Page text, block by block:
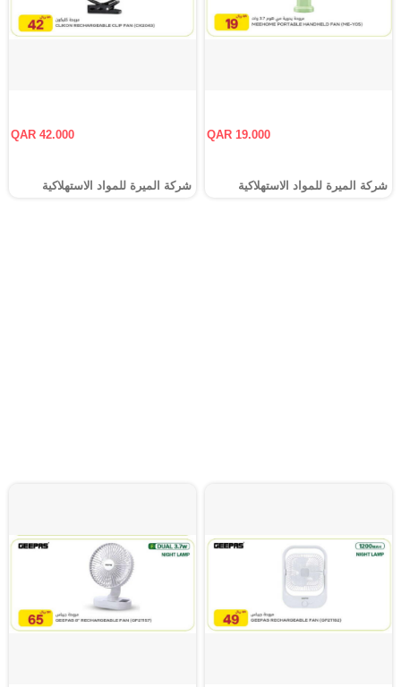
QAR 19.000
شركة الميرة للمواد الاستهلاكية
QAR 42.000
شركة الميرة للمواد الاستهلاكية